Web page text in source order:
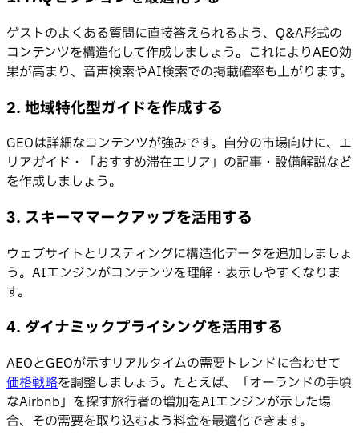
ゲストのよくある質問に直接答えられるよう、Q&A形式の
コンテンツを構造化して作成しましょう。これによりAEO効
果が高まり、音声検索やAI検索での掲載確率も上がります。
2. 地域特化型ガイドを作成する
GEOは詳細なコンテンツが強みです。自分の市場向けに、エ
リアガイド・「おすすめ滞在エリア」の記事・設備解説など
を作成しましょう。
3. スキーママークアップを活用する
ウェブサイトとリスティングに構造化データを追加しましょ
う。AIエンジンがコンテンツを理解・表示しやすくなりま
す。
4. ダイナミックプライシングを活用する
AEOとGEOが示すリアルタイムの需要トレンドに合わせて
価格戦略を調整しましょう。たとえば、「オーランドの手頃
なAirbnb」を探す旅行者の増加をAIエンジンが示した場
合、その需要を取り込むよう料金を最適化できます。